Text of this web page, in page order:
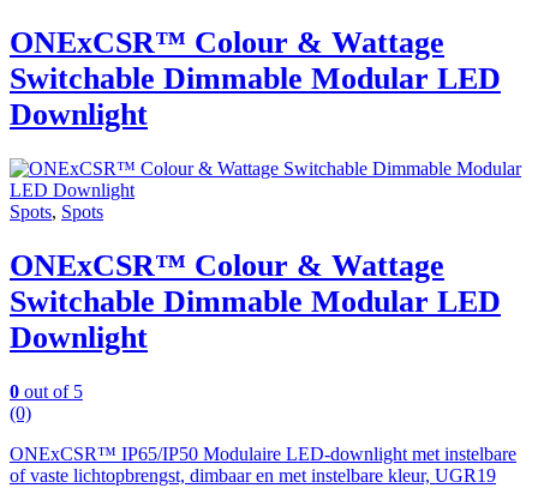
ONExCSR™ Colour & Wattage
Switchable Dimmable Modular LED
Downlight
Spots, Spots
ONExCSR™ Colour & Wattage
Switchable Dimmable Modular LED
Downlight
0 out of 5
(0)
ONExCSR™ IP65/IP50 Modulaire LED-downlight met instelbare
of vaste lichtopbrengst, dimbaar en met instelbare kleur, UGR19